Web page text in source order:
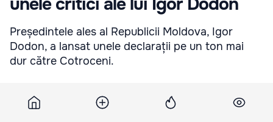
Președintele ales al Republicii Moldova, Igor
Dodon, a lansat unele declarații pe un ton mai
dur către Cotroceni.